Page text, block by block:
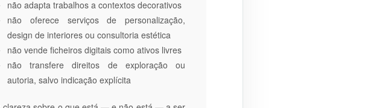
não adapta trabalhos a contextos decorativos
não oferece serviços de personalização,
design de interiores ou consultoria estética
não vende ficheiros digitais como ativos livres
não transfere direitos de exploração ou
autoria, salvo indicação explícita